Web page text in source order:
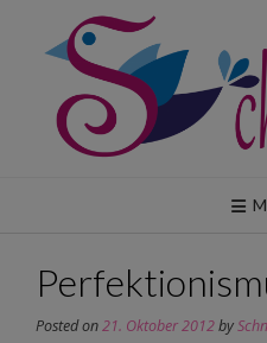
content
Posted on21. Oktober 2012by